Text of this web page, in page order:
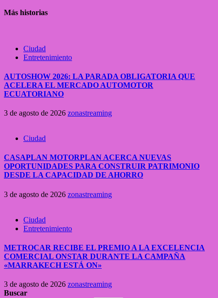
Más historias
Ciudad
Entretenimiento
AUTOSHOW 2026: LA PARADA OBLIGATORIA QUE
ACELERA EL MERCADO AUTOMOTOR
ECUATORIANO
3 de agosto de 2026 zonastreaming
Ciudad
CASAPLAN MOTORPLAN ACERCA NUEVAS
OPORTUNIDADES PARA CONSTRUIR PATRIMONIO
DESDE LA CAPACIDAD DE AHORRO
3 de agosto de 2026 zonastreaming
Ciudad
Entretenimiento
METROCAR RECIBE EL PREMIO A LA EXCELENCIA
COMERCIAL ONSTAR DURANTE LA CAMPAÑA
«MARRAKECH ESTÁ ON»
3 de agosto de 2026 zonastreaming
Buscar